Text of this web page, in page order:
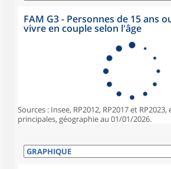
FAM G3 - Personnes de 15 ans
vivre en couple selon l'âge
Sources : Insee, RP2012, RP2017 et
principales, géographie au 01/01/2026.